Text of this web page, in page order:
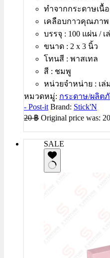
ทำจากกระดาษเนื้
เคลือบกาวคุณภา
บรรจุ : 100 แผ่น / เ
ขนาด : 2 x 3 นิ้ว
โทนสี : พาสเทล
สี : ชมพู
หน่วยจำหน่าย : เล่ม
หมวดหมู่: กระดาษ/ผลิต
- Post-it Brand: Stick'N
20฿ Original price was:
SALE